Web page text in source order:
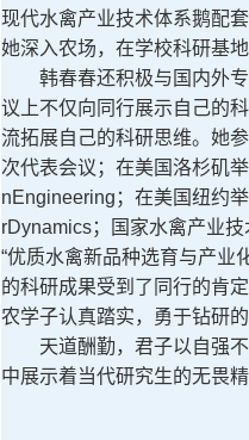
现代水禽产业技术体系鹅配
她深入农场，在学校科研基
韩春春还积极与国内外专
议上不仅向同行展示自己的
流拓展自己的科研思维。她
次代表会议；在美国洛杉矶
nEngineering；在美国纽约
rDynamics；国家水禽产业
“优质水禽新品种选育与产业
的科研成果受到了同行的肯
农学子认真踏实，勇于钻研的
天道酬勤，君子以自强不
中展示着当代研究生的无畏精